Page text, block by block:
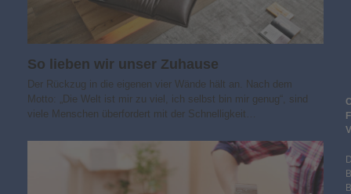
So lieben wir unser Zuhause
Der Rückzug in die eigenen vier Wände hält an. Nach dem
Motto: „Die Welt ist mir zu viel, ich selbst bin mir genug“, sind
viele Menschen überfordert mit der Schnelligkeit…